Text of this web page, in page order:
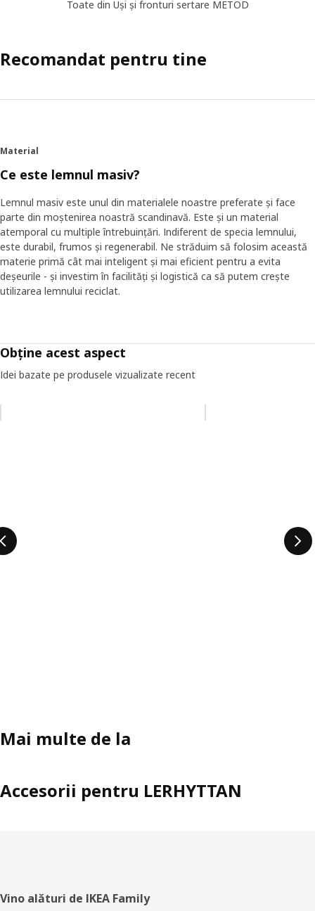
Toate din Uși și fronturi sertare METOD
Recomandat pentru tine
Material
Ce este lemnul masiv?
Lemnul masiv este unul din materialele noastre preferate și face
parte din moștenirea noastră scandinavă. Este și un material
atemporal cu multiple întrebuințări. Indiferent de specia lemnului,
este durabil, frumos și regenerabil. Ne străduim să folosim această
materie primă cât mai inteligent și mai eficient pentru a evita
deșeurile - și investim în facilități și logistică ca să putem crește
utilizarea lemnului reciclat.
Obține acest aspect
Idei bazate pe produsele vizualizate recent
Mai multe de la
Accesorii pentru LERHYTTAN
Subsol
Vino alături de IKEA Family